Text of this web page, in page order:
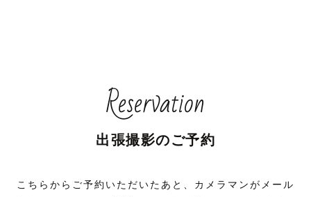
Reservation
出張撮影のご予約
こちらからご予約いただいたあと、カメラマンがメール